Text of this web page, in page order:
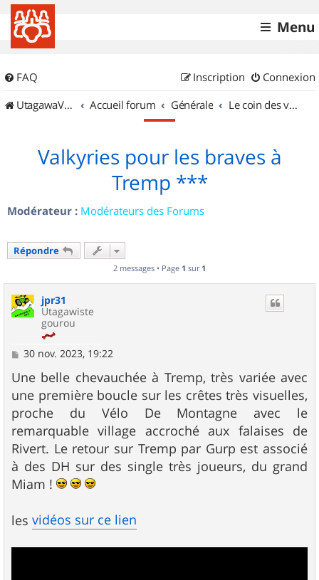
Menu
FAQ Connexion
Inscription
UtagawaVTT (Randos VTT et VTTAE avec traces GPS)
Accueil forum Générale Le coin des vidéastes
Valkyries pour les braves à
Tremp ***
Modérateur : Modérateurs des Forums
Répondre
2 messages • Page 1 sur 1
jpr31
Utagawiste
gourou
M
s
s
a
g
e
30 nov. 2023, 19:22
Une belle chevauchée à Tremp, très variée avec
une première boucle sur les crêtes très visuelles,
proche du Vélo De Montagne avec le
remarquable village accroché aux falaises de
Rivert. Le retour sur Tremp par Gurp est associé
à des DH sur des single très joueurs, du grand
Miam !
les vidéos sur ce lien